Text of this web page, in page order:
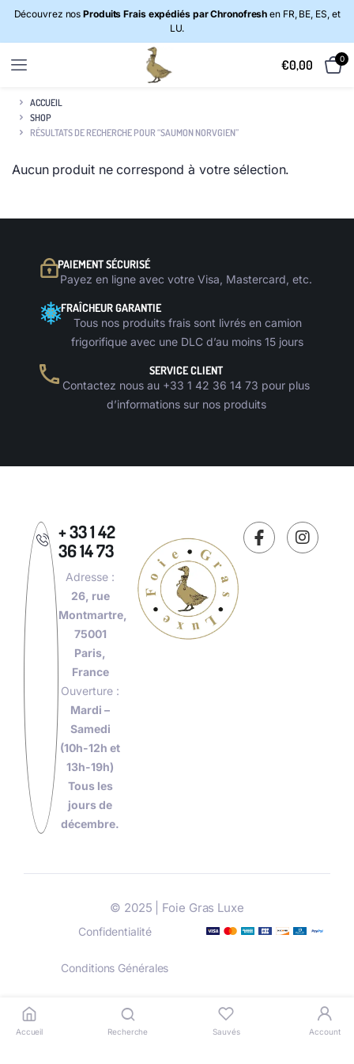
Découvrez nosProduits Frais expédiés par Chronofresh en FR, BE, ES, et
LU.
€0,00 0
Accueil Recherche Sauvés Account
ACCUEIL
SHOP
RÉSULTATS DE RECHERCHE POUR “SAUMON NORVGIEN”
Aucun produit ne correspond à votre sélection.
PAIEMENT SÉCURISÉ
Payez en ligne avec votre Visa, Mastercard, etc.
FRAÎCHEUR GARANTIE
Tous nos produits frais sont livrés en camion
frigorifique avec une DLC d’au moins 15 jours
SERVICE CLIENT
Contactez nous au +33 1 42 36 14 73 pour plus
d’informations sur nos produits
+ 33 1 42
36 14 73
Adresse :
26, rue
Montmartre,
75001
Paris,
France
Ouverture :
Mardi –
Samedi
(10h-12h et
13h-19h)
Tous les
jours de
décembre.
© 2025 | Foie Gras Luxe
Confidentialité
Conditions Générales